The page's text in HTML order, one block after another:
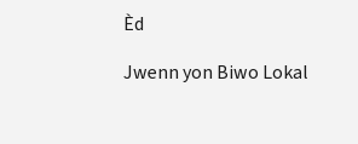
Èd
Jwenn yon Biwo Lokal